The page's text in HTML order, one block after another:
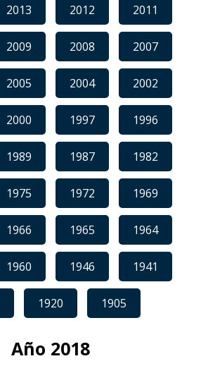
2013 2012 2011
2009 2008 2007
2005 2004 2002
2000 1997 1996
1989 1987 1982
1975 1972 1969
1966 1965 1964
1960 1946 1941
1920 1905
Año 2018